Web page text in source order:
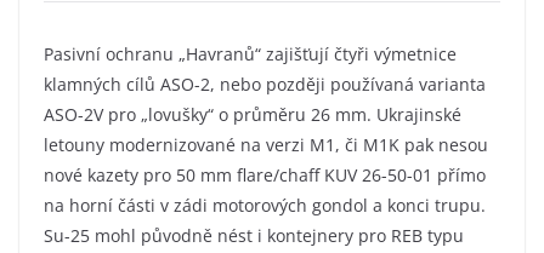
Pasivní ochranu „Havranů“ zajišťují čtyři výmetnice
klamných cílů ASO-2, nebo později používaná varianta
ASO-2V pro „lovušky“ o průměru 26 mm. Ukrajinské
letouny modernizované na verzi M1, či M1K pak nesou
nové kazety pro 50 mm flare/chaff KUV 26-50-01 přímo
na horní části v zádi motorových gondol a konci trupu.
Su-25 mohl původně nést i kontejnery pro REB typu